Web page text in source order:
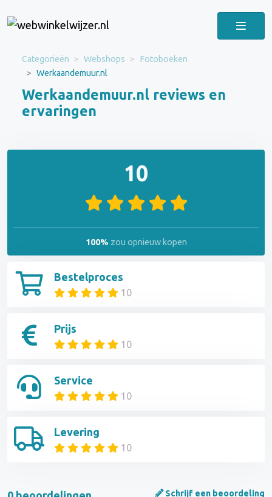
Categorieën Webshops
Fotoboeken
Werkaandemuur.nl
Werkaandemuur.nl reviews en
ervaringen
Bestelproces
10
Prijs
10
Service
10
Levering
10
10
100% zou opnieuw kopen
Schrijf een beoordeling